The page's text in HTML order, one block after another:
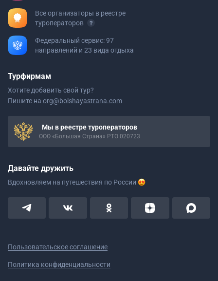
Все организаторы в реестре
туроператоров
Федеральный сервис: 97
направлений и 23 вида отдыха
Турфирмам
Хотите добавить свой тур?
Пишите на org@bolshayastrana.com
Мы в реестре туроператоров
ООО «Большая Страна» РТО 020723
Давайте дружить
Вдохновляем на путешествия по России
Пользовательское соглашение
Политика конфиденциальности